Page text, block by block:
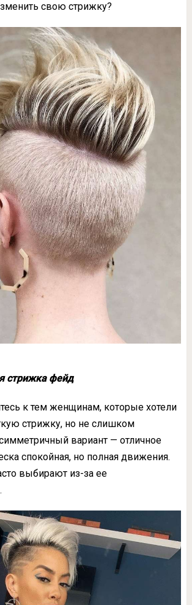
свою стрижку?
стрижка фейд
к тем женщинам, которые хотели
стрижку, но не слишком
вариант — отличное
спокойная, но полная движения.
выбирают из-за ее